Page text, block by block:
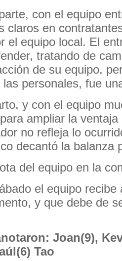
con el equipo
claros en
el equipo local. El
tratando de
de su equipo,
personales, fue
y con el equipo
ampliar la
no refleja lo
decantó la balanza
del equipo en la
el equipo
y que debe de
Joan(9),
Tao